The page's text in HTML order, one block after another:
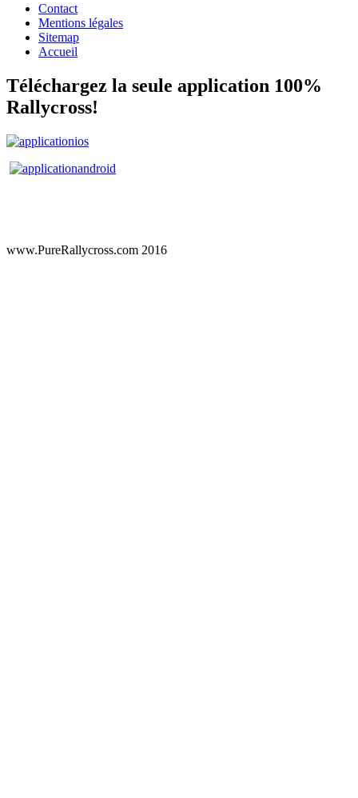
Contact
Mentions légales
Sitemap
Accueil
Téléchargez la seule application 100%
Rallycross!
www.PureRallycross.com 2016